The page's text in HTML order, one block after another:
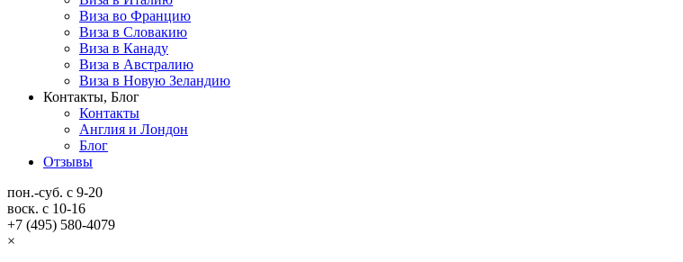
Виза во Францию
Виза в Словакию
Виза в Канаду
Виза в Австралию
Виза в Новую Зеландию
Контакты, Блог
Контакты
Англия и Лондон
Блог
Отзывы
пон.-суб. с 9-20
воск. с 10-16
+7 (495) 580-4079
×